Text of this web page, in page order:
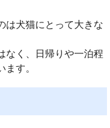
は犬猫にとって大きな
なく、日帰りや一泊程
す。